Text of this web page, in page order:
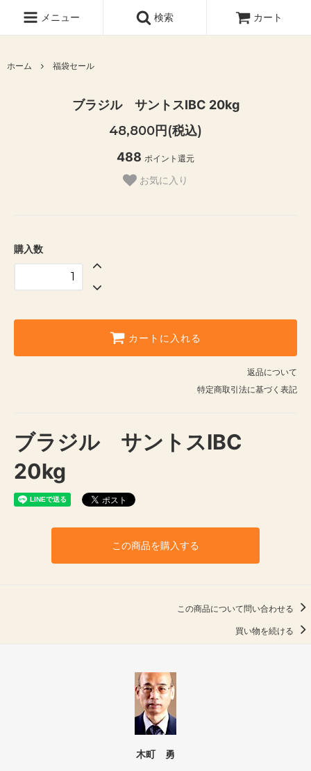
メニュー 検索 カート
ホーム 福袋セール
ブラジル サントスIBC 20kg
48,800円(税込)
488 ポイント還元
お気に入り
購入数
カートに入れる
返品について
特定商取引法に基づく表記
ブラジル サントスIBC
20kg
この商品を購入する
この商品について問い合わせる
買い物を続ける
木町 勇